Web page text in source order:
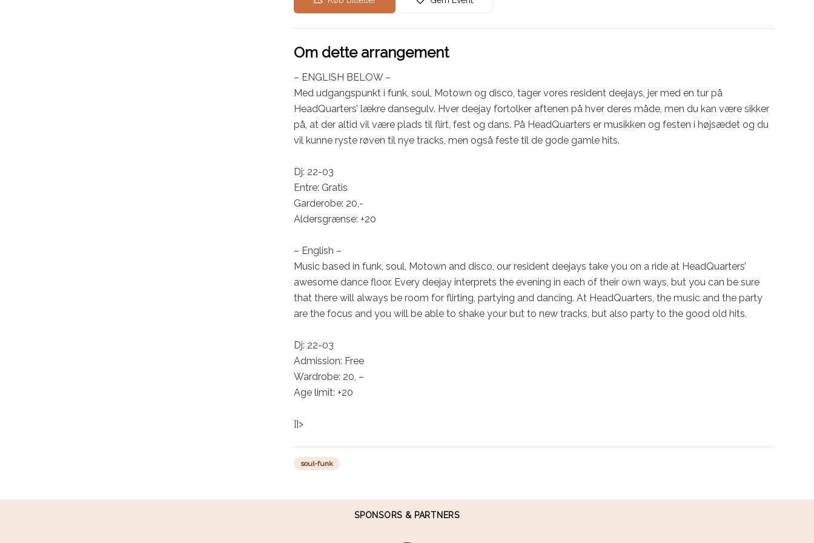
Om dette arrangement
– ENGLISH BELOW –
Med udgangspunkt i funk, soul, Motown og disco, tager vores resident deejays, jer med en tur på
HeadQuarters’ lækre dansegulv. Hver deejay fortolker aftenen på hver deres måde, men du kan være sikker
på, at der altid vil være plads til flirt, fest og dans. På HeadQuarters er musikken og festen i højsædet og du
vil kunne ryste røven til nye tracks, men også feste til de gode gamle hits.
Dj: 22-03
Entre: Gratis
Garderobe: 20,-
Aldersgrænse: +20
– English –
Music based in funk, soul, Motown and disco, our resident deejays take you on a ride at HeadQuarters’
awesome dance floor. Every deejay interprets the evening in each of their own ways, but you can be sure
that there will always be room for flirting, partying and dancing. At HeadQuarters, the music and the party
are the focus and you will be able to shake your but to new tracks, but also party to the good old hits.
Dj: 22-03
Admission: Free
Wardrobe: 20, –
Age limit: +20
]]>
soul-funk
SPONSORS & PARTNERS